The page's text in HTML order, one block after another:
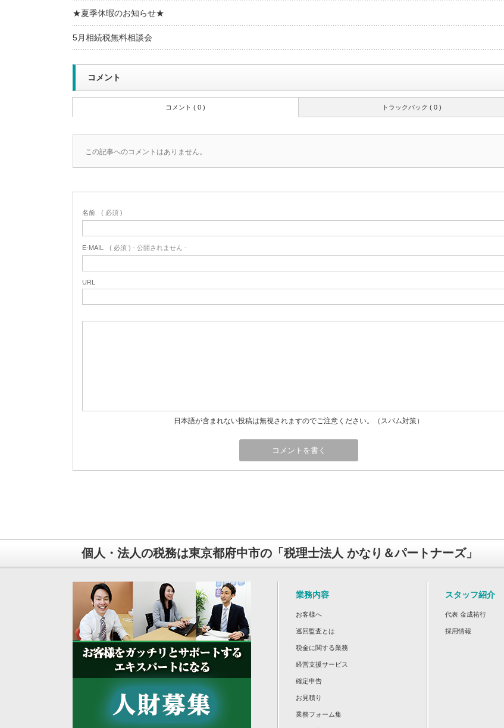
★夏季休暇のお知らせ★
5月相続税無料相談会
コメント
トラックバック ( 0 )
コメント ( 0 )
この記事へのコメントはありません。
名前 ( 必須 )
E-MAIL ( 必須 ) - 公開されません -
URL
日本語が含まれない投稿は無視されますのでご注意ください。（スパム対策）
個人・法人の税務は東京都府中市の「税理士法人 かなり＆パートナーズ」
業務内容
お客様へ
巡回監査とは
税金に関する業務
経営支援サービス
確定申告
お見積り
業務フォーム集
スタッフ紹介
代表 金成祐行
採用情報